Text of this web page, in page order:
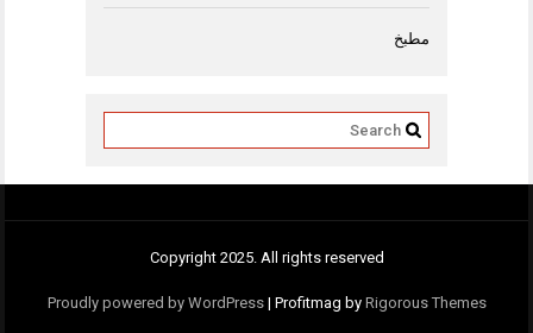
مطبخ
Copyright 2025. All rights reserved
Proudly powered by WordPress | Profitmag by Rigorous Themes